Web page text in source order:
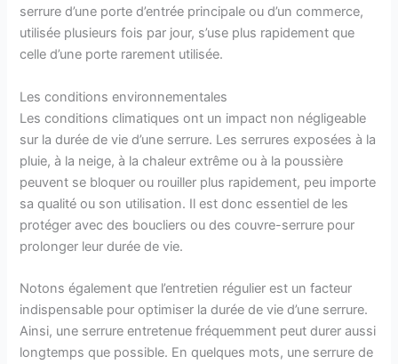
serrure d’une porte d’entrée principale ou d’un commerce,
utilisée plusieurs fois par jour, s’use plus rapidement que
celle d’une porte rarement utilisée.
Les conditions environnementales
Les conditions climatiques ont un impact non négligeable
sur la durée de vie d’une serrure. Les serrures exposées à la
pluie, à la neige, à la chaleur extrême ou à la poussière
peuvent se bloquer ou rouiller plus rapidement, peu importe
sa qualité ou son utilisation. Il est donc essentiel de les
protéger avec des boucliers ou des couvre-serrure pour
prolonger leur durée de vie.
Notons également que l’entretien régulier est un facteur
indispensable pour optimiser la durée de vie d’une serrure.
Ainsi, une serrure entretenue fréquemment peut durer aussi
longtemps que possible. En quelques mots, une serrure de